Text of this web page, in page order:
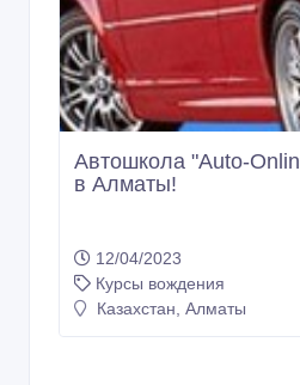
Автошкола "Аuto-
в Алматы!
12/04/2023
Курсы вождения
Казахстан, Алматы